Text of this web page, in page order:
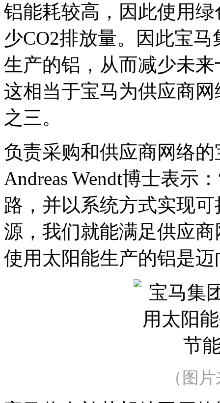
铝能耗较高，因此使用
少CO2排放量。因此宝
生产的铝，从而减少未
这相当于宝马为供应商
之三。
负责采购和供应商网络
Andreas Wendt博士表示
路，并以系统方式实现
源，我们就能满足供应
使用太阳能生产的铝是
（图